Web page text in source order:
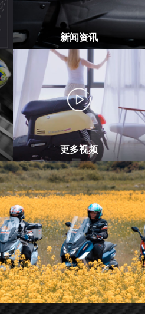
新闻资讯
更多视频